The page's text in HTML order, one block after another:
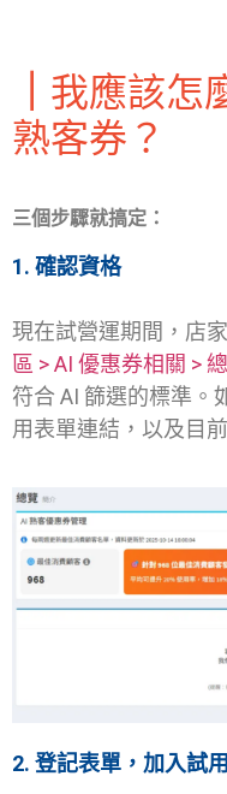
我應該怎
熟客券？
三個步驟就搞定：
1. 確認資格
現在試營運期間，店
區 > AI 優惠券相關 >
符合 AI 篩選的標準。
用表單連結，以及目
2. 登記表單，加入試用